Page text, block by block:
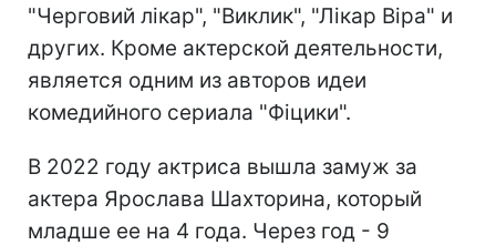
"Черговий лікар", "Виклик", "Лікар Віра" и
других. Кроме актерской деятельности,
является одним из авторов идеи
комедийного сериала "Фіцики".
В 2022 году актриса вышла замуж за
актера Ярослава Шахторина, который
младше ее на 4 года. Через год - 9